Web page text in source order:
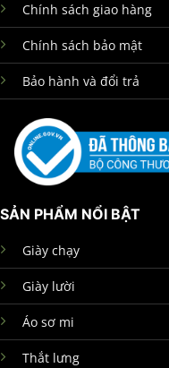
Chính sách giao hàng
Chính sách bảo mật
Bảo hành và đổi trả
SẢN PHẨM NỔI BẬT
Giày chạy
Giày lười
Áo sơ mi
Thắt lưng